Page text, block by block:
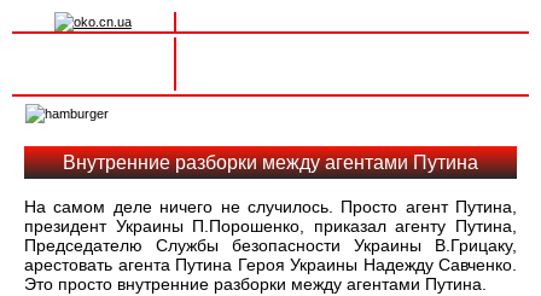
navigation
Внутренние разборки между агентами Путина
На самом деле ничего не случилось. Просто агент Путина,
президент Украины П.Порошенко, приказал агенту Путина,
Председателю Службы безопасности Украины В.Грицаку,
арестовать агента Путина Героя Украины Надежду Савченко.
Это просто внутренние разборки между агентами Путина.